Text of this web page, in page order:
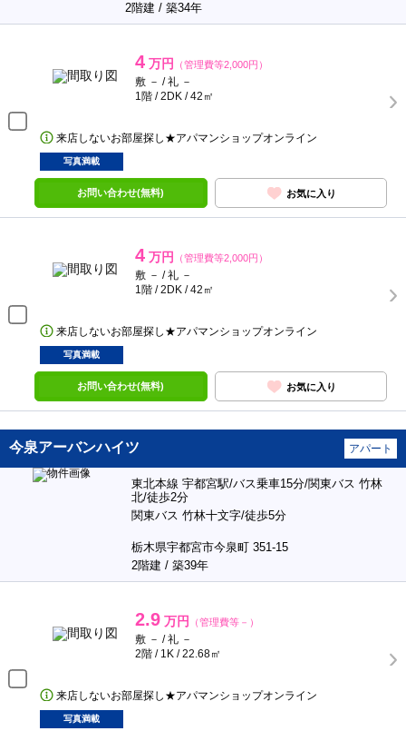
2階建 / 築34年
4 万円 （管理費等2,000円）
敷 － / 礼 －
1階 / 2DK / 42㎡
来店しないお部屋探し★アパマンショップオンライン
写真満載
お問い合わせ(無料) お気に入り
4 万円 （管理費等2,000円）
敷 － / 礼 －
1階 / 2DK / 42㎡
来店しないお部屋探し★アパマンショップオンライン
写真満載
お問い合わせ(無料) お気に入り
今泉アーバンハイツ アパート
東北本線 宇都宮駅/バス乗車15分/関東バス 竹林
北/徒歩2分
関東バス 竹林十文字/徒歩5分
栃木県宇都宮市今泉町 351-15
2階建 / 築39年
2.9 万円 （管理費等－）
敷 － / 礼 －
2階 / 1K / 22.68㎡
来店しないお部屋探し★アパマンショップオンライン
写真満載